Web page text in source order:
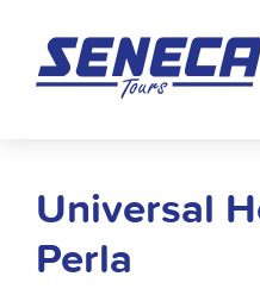
Universal
Perla